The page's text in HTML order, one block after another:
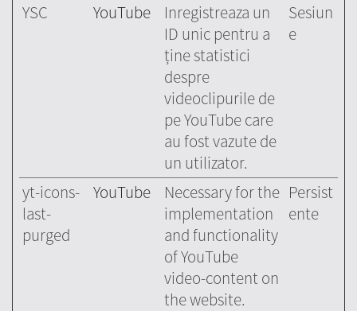
YSC YouTube
Inregistreaza un
ID unic pentru a
ține statistici
despre
videoclipurile de
pe YouTube care
au fost vazute de
un utilizator.
Sesiun
e
yt-icons-
last-
purged
YouTube
Necessary for the
implementation
and functionality
of YouTube
video-content on
the website.
Persist
ente